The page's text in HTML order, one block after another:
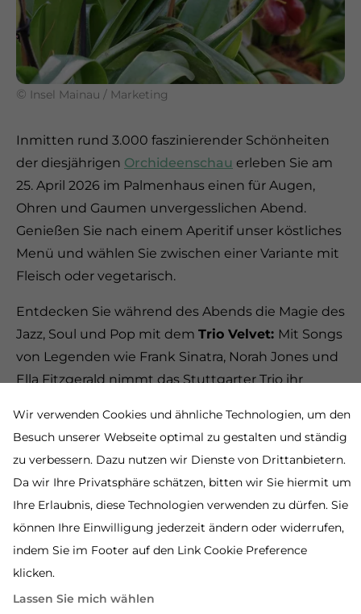
Wir verwenden Cookies und ähnliche Technologien, um den
Besuch unserer Webseite optimal zu gestalten und ständig
zu verbessern. Dazu nutzen wir Dienste von Drittanbietern.
Da wir Ihre Privatsphäre schätzen, bitten wir Sie hiermit um
Ihre Erlaubnis, diese Technologien verwenden zu dürfen. Sie
können Ihre Einwilligung jederzeit ändern oder widerrufen,
indem Sie im Footer auf den Link Cookie Preference
klicken.
Lassen Sie mich wählen
© Insel Mainau / Marketing
Inmitten rund 3.000 faszinierender Schönheiten
der diesjährigen Orchideenschau erleben Sie am
25. April 2026 im Palmenhaus einen für Augen,
Ohren und Gaumen unvergesslichen Abend.
Genießen Sie nach einem Aperitif unser köstliches
Menü und wählen Sie zwischen einer Variante mit
Fleisch oder vegetarisch.
Entdecken Sie während des Abends die Magie des
Jazz, Soul und Pop mit dem Trio Velvet: Mit Songs
von Legenden wie Frank Sinatra, Norah Jones und
Ella Fitzgerald nimmt das Stuttgarter Trio ihr
Hofmann's warme Stimme verleiht den Songs
eine unvergleichliche Intensität - von sanften
und das alles mit einem frischen, zeitgemäßen
Weitere Informationen: